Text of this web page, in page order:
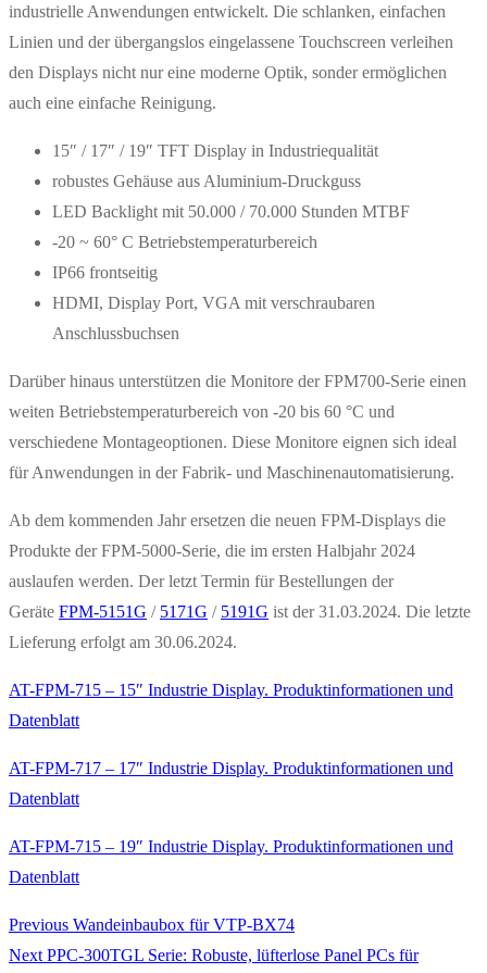
industrielle Anwendungen entwickelt. Die schlanken, einfachen
Linien und der übergangslos eingelassene Touchscreen verleihen
den Displays nicht nur eine moderne Optik, sonder ermöglichen
auch eine einfache Reinigung.
15″ / 17″ / 19″ TFT Display in Industriequalität
robustes Gehäuse aus Aluminium-Druckguss
LED Backlight mit 50.000 / 70.000 Stunden MTBF
-20 ~ 60° C Betriebstemperaturbereich
IP66 frontseitig
HDMI, Display Port, VGA mit verschraubaren
Anschlussbuchsen
Darüber hinaus unterstützen die Monitore der FPM700-Serie einen
weiten Betriebstemperaturbereich von -20 bis 60 °C und
verschiedene Montageoptionen. Diese Monitore eignen sich ideal
für Anwendungen in der Fabrik- und Maschinenautomatisierung.
Ab dem kommenden Jahr ersetzen die neuen FPM-Displays die
Produkte der FPM-5000-Serie, die im ersten Halbjahr 2024
auslaufen werden. Der letzt Termin für Bestellungen der
Geräte FPM-5151G / 5171G / 5191G ist der 31.03.2024. Die letzte
Lieferung erfolgt am 30.06.2024.
AT-FPM-715 – 15″ Industrie Display. Produktinformationen und
Datenblatt
AT-FPM-717 – 17″ Industrie Display. Produktinformationen und
Datenblatt
AT-FPM-715 – 19″ Industrie Display. Produktinformationen und
Datenblatt
Beitragsnavigation
Previous Previous
post:
Wandeinbaubox für VTP-BX74
Next Next
PPC-300TGL Serie: Robuste, lüfterlose Panel PCs für